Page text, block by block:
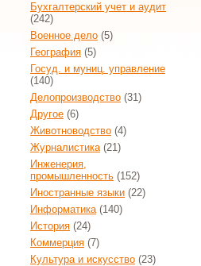
Бухгалтерский учет и аудит
(242)
Военное дело (5)
География (5)
Госуд. и муниц. управление
(140)
Делопроизводство (31)
Другое (6)
Животноводство (4)
Журналистика(21)
Инженерия,
промышленность (152)
Иностранные языки (22)
Информатика(140)
История (24)
Коммерция (7)
Культура и искусство (23)